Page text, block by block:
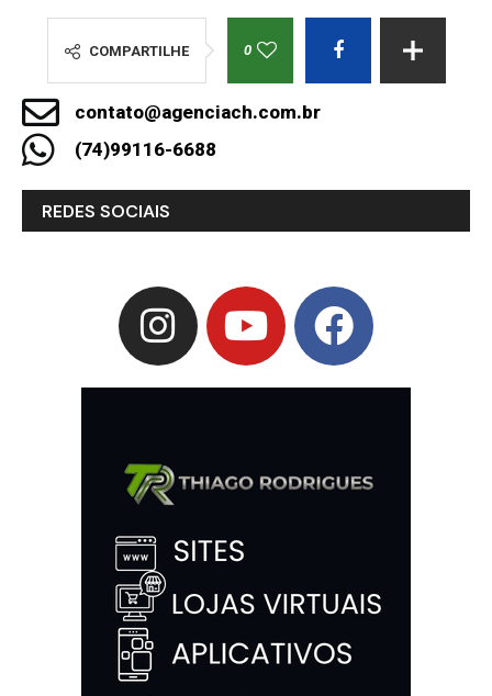
COMPARTILHE 0
contato@agenciach.com.br
(74)99116-6688
REDES SOCIAIS